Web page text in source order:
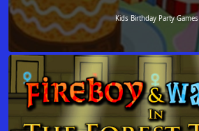
Kids Birthday Party Games